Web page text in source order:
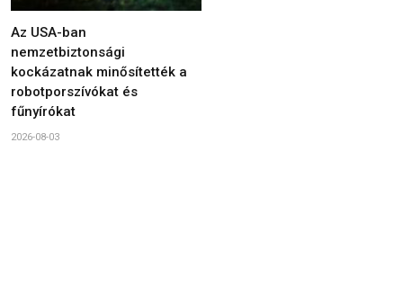
Az USA-ban
nemzetbiztonsági
kockázatnak minősítették a
robotporszívókat és
fűnyírókat
2026-08-03